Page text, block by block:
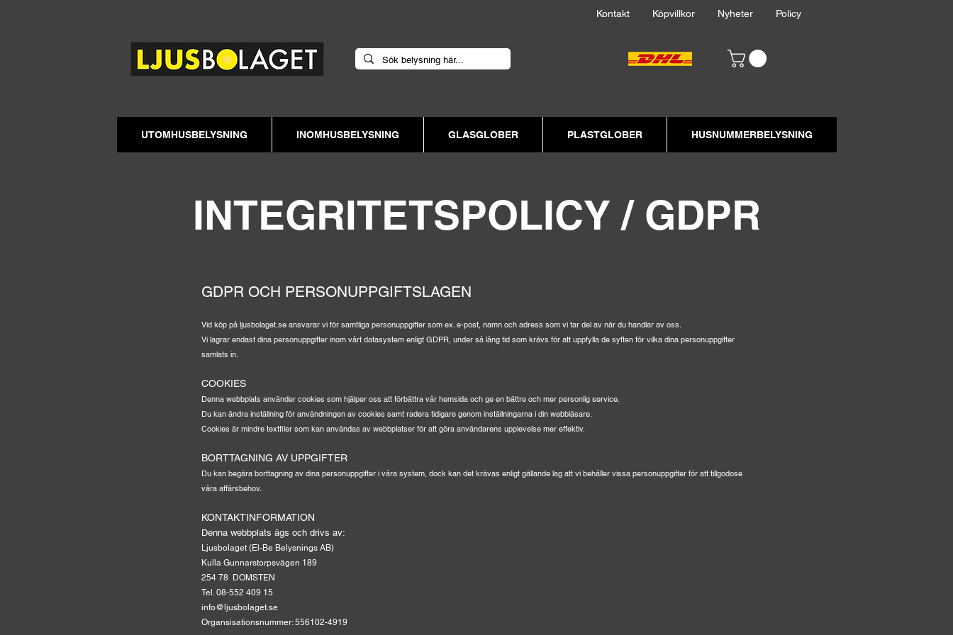
Kontakt Köpvillkor Nyheter Policy
UTOMHUSBELYSNING INOMHUSBELYSNING GLASGLOBER PLASTGLOBER HUSNUMMERBELYSNING
INTEGRITETSPOLICY / GDPR
GDPR OCH PERSONUPPGIFTSLAGEN
Vid köp på ljusbolaget.se ansvarar vi för samtliga personuppgifter som ex. e-post, namn och adress som vi tar del av när du handlar av oss.
Vi lagrar endast dina personuppgifter inom vårt datasystem enligt GDPR, under så lång tid som krävs för att uppfylla de syften för vilka dina personuppgifter
samlats in.
COOKIES
Denna webbplats använder cookies som hjälper oss att förbättra vår hemsida och ge en bättre och mer personlig service.
Du kan ändra inställning för användningen av cookies samt radera tidigare genom inställningarna i din webbläsare.
Cookies är mindre textfiler som kan användas av webbplatser för att göra användarens upplevelse mer effektiv.
BORTTAGNING AV UPPGIFTER
Du kan begära borttagning av dina personuppgifter i våra system, dock kan det krävas enligt gällande lag att vi behåller vissa personuppgifter för att tillgodose
våra affärsbehov.
KONTAKTINFORMATION
Denna webbplats ägs och drivs av:
Ljusbolaget (El-Be Belysnings AB)
Kulla Gunnarstorpsvägen 189
254 78 DOMSTEN
Tel. 08-552 409 15
info@ljusbolaget.se
Organsisationsnummer: 556102-4919